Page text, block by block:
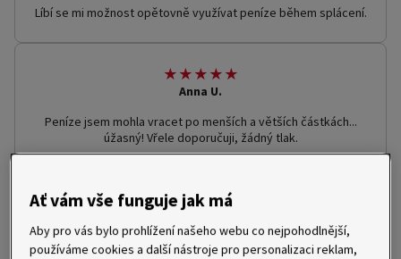
Líbí se mi možnost opětovně využívat peníze během splácení.
★★★★★
Anna U.
Peníze jsem mohla vracet po menších a větších částkách...
úžasný! Vřele doporučuji, žádný tlak.
★★★★★
Martin K.
Vše bylo vždy rychle. Aplikace funguje dobře. Peníze
Ať vám vše funguje jak má
Aby pro vás bylo prohlížení našeho webu co nejpohodlnější,
používáme cookies a další nástroje pro personalizaci reklam,